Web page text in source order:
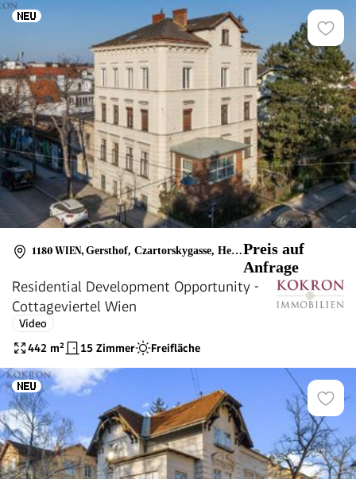
1180 WIEN, Gersthof, Czartorskygasse, Herbeckstraße
Preis auf
Anfrage
Residential Development Opportunity -
Cottageviertel Wien
Video
442 m² 15 Zimmer Freifläche